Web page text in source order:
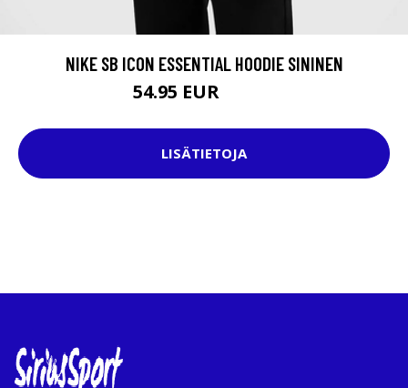
NIKE SB ICON ESSENTIAL HOODIE SININEN
54.95 EUR
LISÄTIETOJA